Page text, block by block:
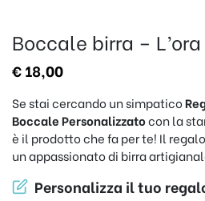
Boccale birra –
€18,00
Se stai cercando un simpatico
Boccale Personalizzatocon la
è il prodotto che fa per te! Il
un appassionato di birra
Personalizza il tuo